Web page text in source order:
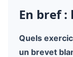
En bref :
Quels
un brevet